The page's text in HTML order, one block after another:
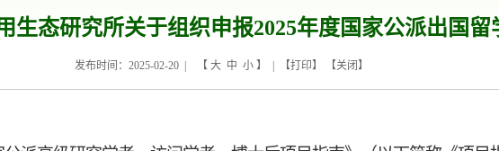
生态研究所关于组织申报2025年度国家公派出国留
发布时间：2025-02-20 | 【 大 中 小】 | 【打印】 【关闭 】